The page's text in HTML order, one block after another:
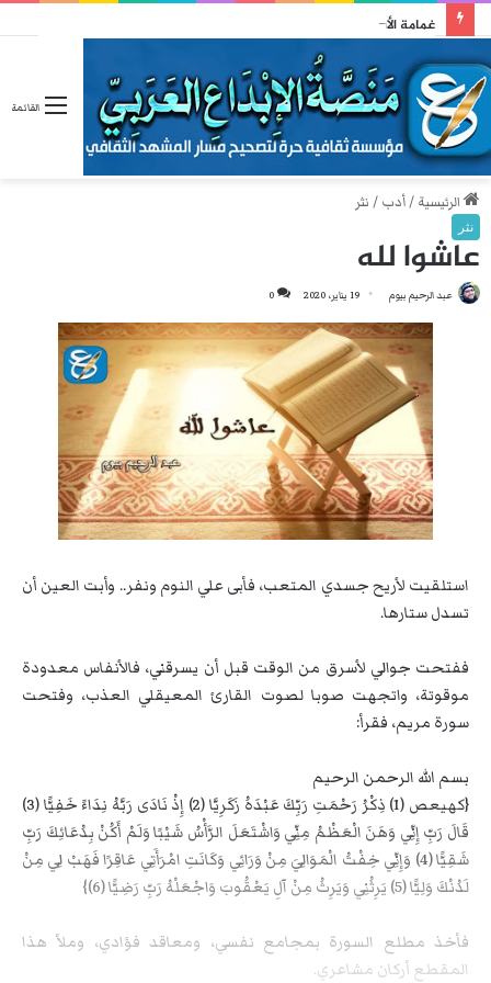
غمامة الأشواقِ
القائمة
الرئيسية /أدب / نثر
نثر
عاشوا لله
عبد الرحيم بيوم 19 يناير، 2020 0
استلقيت لأريح جسدي المتعب، فأبى علي النوم ونفر.. وأبت العين أن
تسدل ستارها.
ففتحت جوالي لأسرق من الوقت قبل أن يسرقني، فالأنفاس معدودة
موقوتة، واتجهت صوبا لصوت القارئ المعيقلي العذب، وفتحت
سورة مريم، فقرأ:
بسم الله الرحمن الرحيم
{كهيعص (1) ذِكْرُ رَحْمَتِ رَبِّكَ عَبْدَهُ زَكَرِيَّا (2) إِذْ نَادَى رَبَّهُ نِدَاءً خَفِيًّا (3)
قَالَ رَبِّ إِنِّي وَهَنَ الْعَظْمُ مِنِّي وَاشْتَعَلَ الرَّأْسُ شَيْبًا وَلَمْ أَكُنْ بِدُعَائِكَ رَبِّ
شَقِيًّا (4) وَإِنِّي خِفْتُ الْمَوَالِيَ مِنْ وَرَائِي وَكَانَتِ امْرَأَتِي عَاقِرًا فَهَبْ لِي مِنْ
لَدُنْكَ وَلِيًّا (5) يَرِثُنِي وَيَرِثُ مِنْ آلِ يَعْقُوبَ وَاجْعَلْهُ رَبِّ رَضِيًّا (6)}
فأخذ مطلع السورة بمجامع نفسي، ومعاقد فؤادي، وملأ هذا
المقطع أركان مشاعري.